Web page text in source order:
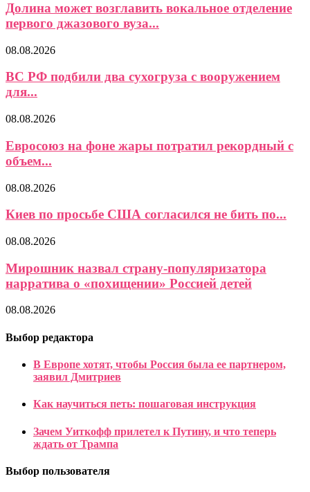
Долина может возглавить вокальное отделение
первого джазового вуза...
08.08.2026
ВС РФ подбили два сухогруза с вооружением
для...
08.08.2026
Евросоюз на фоне жары потратил рекордный с
объем...
08.08.2026
Киев по просьбе США согласился не бить по...
08.08.2026
Мирошник назвал страну-популяризатора
нарратива о «похищении» Россией детей
08.08.2026
Выбор редактора
В Европе хотят, чтобы Россия была ее партнером,
заявил Дмитриев
Как научиться петь: пошаговая инструкция
Зачем Уиткофф прилетел к Путину, и что теперь
ждать от Трампа
Выбор пользователя